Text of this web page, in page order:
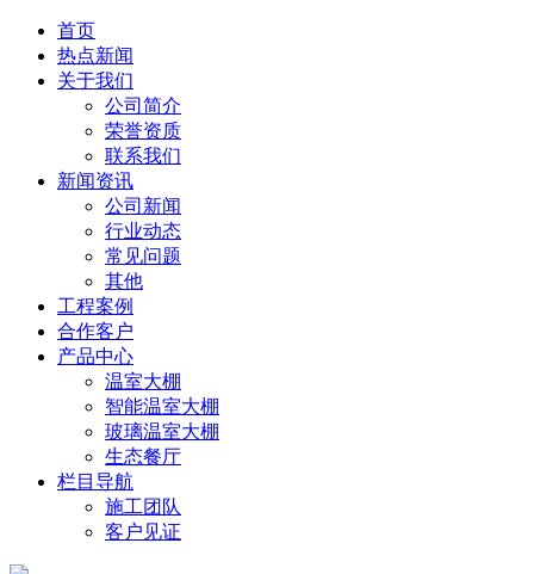
首页
热点新闻
关于我们
公司简介
荣誉资质
联系我们
新闻资讯
公司新闻
行业动态
常见问题
其他
工程案例
合作客户
产品中心
温室大棚
智能温室大棚
玻璃温室大棚
生态餐厅
栏目导航
施工团队
客户见证